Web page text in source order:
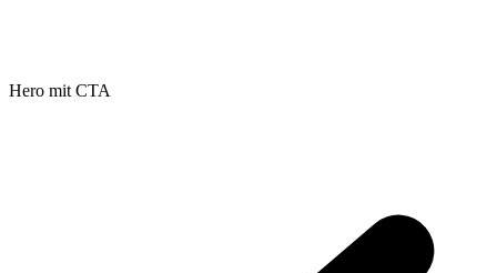
Hero mit CTA